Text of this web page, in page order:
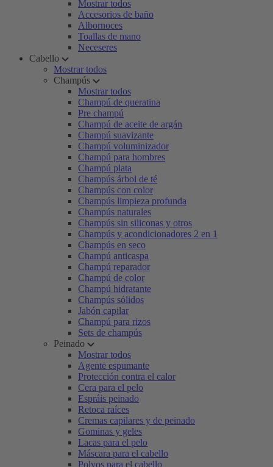
Mostrar todos
Accesorios de baño
Albornoces
Toallas de mano
Neceseres
Cabello
Mostrar todos
Champús
Mostrar todos
Champú de queratina
Pre champú
Champú de aceite de argán
Champú suavizante
Champú voluminizador
Champú para hombres
Champú plata
Champús árbol de té
Champús con color
Champús limpieza profunda
Champús naturales
Champús sin siliconas y otros
Champús y acondicionadores 2 en 1
Champús en seco
Champú anticaspa
Champú reparador
Champú de color
Champú hidratante
Champús sólidos
Jabón capilar
Champú para rizos
Sets de champús
Peinado
Mostrar todos
Agente espumante
Protección contra el calor
Cera para el pelo
Espráis peinado
Retoca raíces
Cremas capilares y de peinado
Gominas y geles
Lacas para el pelo
Máscara para el cabello
Polvos para el cabello